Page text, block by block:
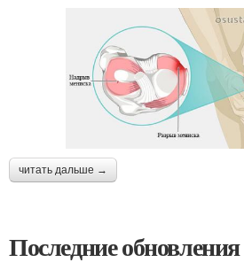
читать дальше →
Последние обновления